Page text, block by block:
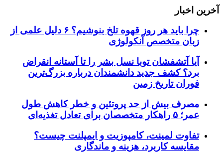
آخرین اخبار
چرا باید هر روز قهوه تلخ بنوشیم؟ ۶ دلیل علمی از
زبان متخصص آنکولوژی
آیا آتشفشان توبا نسل بشر را تا آستانه انقراض
برد؟ کشف جدید دانشمندان درباره بزرگ‌ترین
فوران تاریخ زمین
مصرف بیش از حد پروتئین و خطر کاهش طول
عمر؛ ۵ راهکار متخصصان برای تعادل تغذیه‌ای
تفاوت لمینت، کامپوزیت و ایمپلنت چیست؟
مقایسه کاربرد، هزینه و ماندگاری